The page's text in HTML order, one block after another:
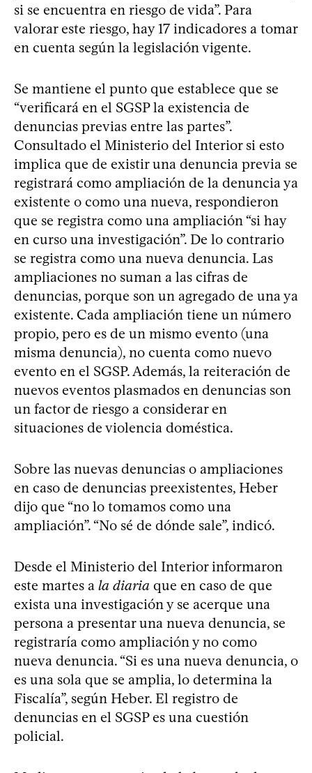
si se encuentra en riesgo de vida”. Para
valorar este riesgo, hay 17 indicadores a tomar
en cuenta según la legislación vigente.
Se mantiene el punto que establece que se
“verificará en el SGSP la existencia de
denuncias previas entre las partes”.
Consultado el Ministerio del Interior si esto
implica que de existir una denuncia previa se
registrará como ampliación de la denuncia ya
existente o como una nueva, respondieron
que se registra como una ampliación “si hay
en curso una investigación”. De lo contrario
se registra como una nueva denuncia. Las
ampliaciones no suman a las cifras de
denuncias, porque son un agregado de una ya
existente. Cada ampliación tiene un número
propio, pero es de un mismo evento (una
misma denuncia), no cuenta como nuevo
evento en el SGSP. Además, la reiteración de
nuevos eventos plasmados en denuncias son
un factor de riesgo a considerar en
situaciones de violencia doméstica.
Sobre las nuevas denuncias o ampliaciones
en caso de denuncias preexistentes, Heber
dijo que “no lo tomamos como una
ampliación”. “No sé de dónde sale”, indicó.
Desde el Ministerio del Interior informaron
este martes a la diaria que en caso de que
exista una investigación y se acerque una
persona a presentar una nueva denuncia, se
registraría como ampliación y no como
nueva denuncia. “Si es una nueva denuncia, o
es una sola que se amplia, lo determina la
Fiscalía”, según Heber. El registro de
denuncias en el SGSP es una cuestión
policial.